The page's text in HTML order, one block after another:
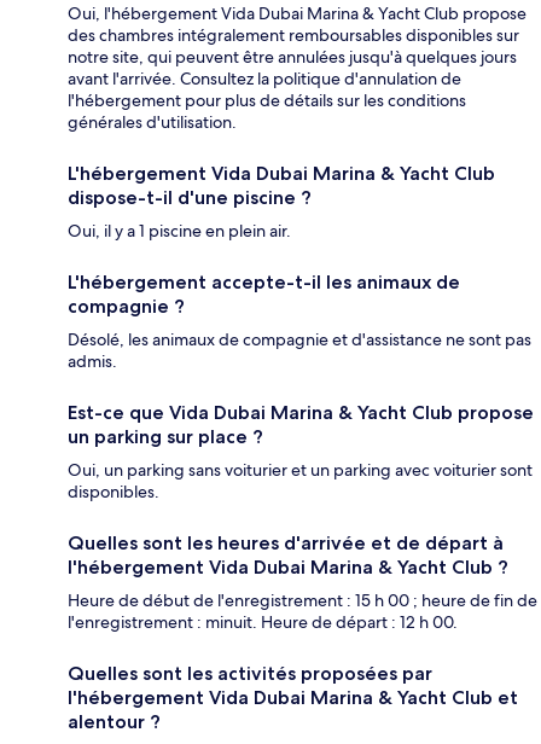
Oui, l'hébergement Vida Dubai Marina & Yacht Club propose
des chambres intégralement remboursables disponibles sur
notre site, qui peuvent être annulées jusqu'à quelques jours
avant l'arrivée. Consultez la politique d'annulation de
l'hébergement pour plus de détails sur les conditions
générales d'utilisation.
L'hébergement Vida Dubai Marina & Yacht Club
dispose-t-il d'une piscine ?
Oui, il y a 1 piscine en plein air.
L'hébergement accepte-t-il les animaux de
compagnie ?
Désolé, les animaux de compagnie et d'assistance ne sont pas
admis.
Est-ce que Vida Dubai Marina & Yacht Club propose
un parking sur place ?
Oui, un parking sans voiturier et un parking avec voiturier sont
disponibles.
Quelles sont les heures d'arrivée et de départ à
l'hébergement Vida Dubai Marina & Yacht Club ?
Heure de début de l'enregistrement : 15 h 00 ; heure de fin de
l'enregistrement : minuit. Heure de départ : 12 h 00.
Quelles sont les activités proposées par
l'hébergement Vida Dubai Marina & Yacht Club et
alentour ?